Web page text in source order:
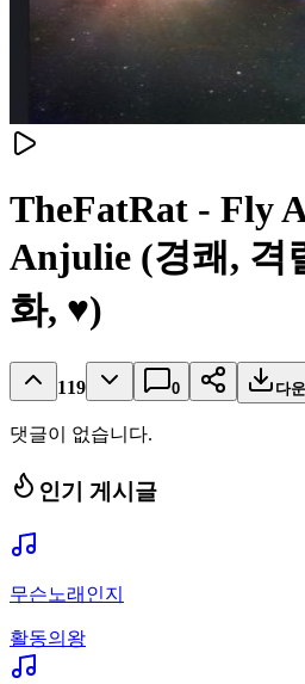
TheFatRat - Fly
Anjulie (경쾌, 격
화, ♥)
119 0 다
댓글이 없습니다.
인기 게시글
무슨노래인지
활동의왕